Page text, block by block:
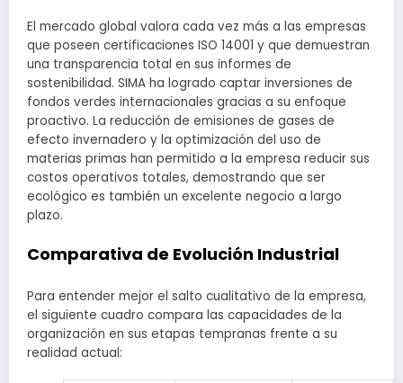
El mercado global valora cada vez más a las empresas
que poseen certificaciones ISO 14001 y que demuestran
una transparencia total en sus informes de
sostenibilidad. SIMA ha logrado captar inversiones de
fondos verdes internacionales gracias a su enfoque
proactivo. La reducción de emisiones de gases de
efecto invernadero y la optimización del uso de
materias primas han permitido a la empresa reducir sus
costos operativos totales, demostrando que ser
ecológico es también un excelente negocio a largo
plazo.
Comparativa de Evolución Industrial
Para entender mejor el salto cualitativo de la empresa,
el siguiente cuadro compara las capacidades de la
organización en sus etapas tempranas frente a su
realidad actual: